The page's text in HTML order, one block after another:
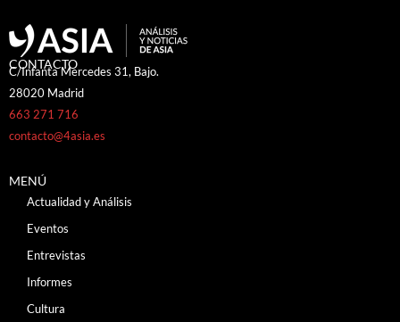
CONTACTO
C/Infanta Mercedes 31, Bajo.
28020 Madrid
663 271 716
contacto@4asia.es
MENÚ
Actualidad y Análisis
Eventos
Entrevistas
Informes
Cultura